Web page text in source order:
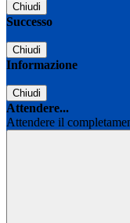
Chiudi
Successo
Chiudi
Informazione
Chiudi
Attendere...
Attendere il